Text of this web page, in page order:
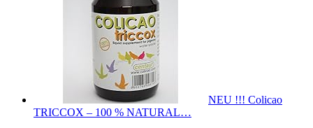
NEU !!! Colicao
TRICCOX – 100 % NATURAL…